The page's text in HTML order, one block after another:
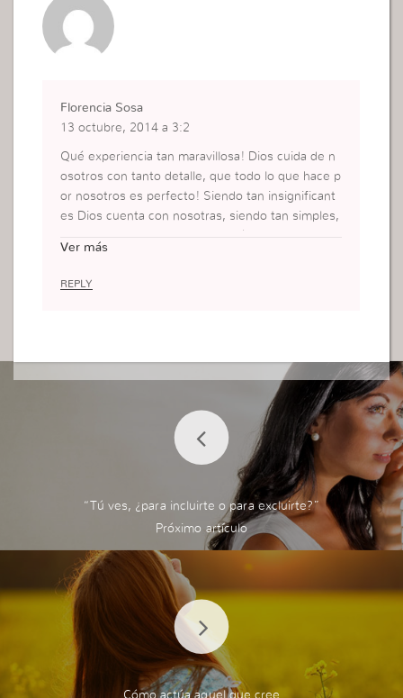
Florencia Sosa
13 octubre, 2014 a 3:2
Qué experiencia tan maravillosa! Dios cuida de n
osotros con tanto detalle, que todo lo que hace p
or nosotros es perfecto! Siendo tan insignificant
es Dios cuenta con nosotras, siendo tan simples,
Ver más
REPLY
“Tú ves, ¿para incluirte o para excluirte?”
Cómo actúa aquel que cree